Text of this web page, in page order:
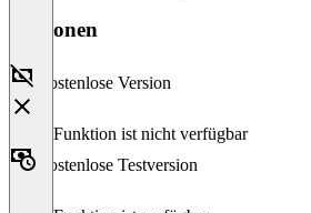
Versionen
Kostenlose Version
Diese Funktion ist nicht verfügbar
Kostenlose Testversion